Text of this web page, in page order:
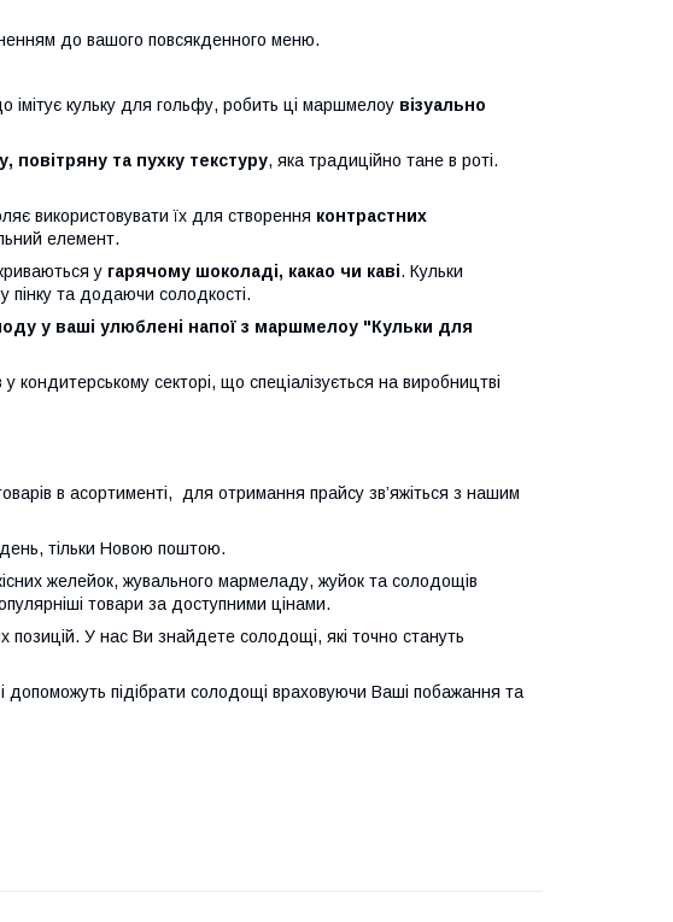
до вашого повсякденного меню.
імітує кульку для гольфу, робить ці маршмелоу візуально
повітряну та пухку текстуру, яка традиційно тане в роті.
використовувати їх для створення контрастних
елемент.
у гарячому шоколаді, какао чи каві. Кульки
пінку та додаючи солодкості.
у ваші улюблені напої з маршмелоу "Кульки для
кондитерському секторі, що спеціалізується на виробництві
в асортименті, для отримання прайсу зв’яжіться з нашим
тільки Новою поштою.
желейок, жувального мармеладу, жуйок та солодощів
товари за доступними цінами.
позицій. У нас Ви знайдете солодощі, які точно стануть
підібрати солодощі враховуючи Ваші побажання та